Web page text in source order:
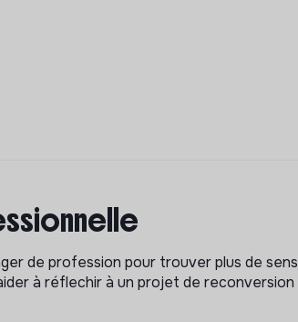
de profession pour trouver plus de sens
à réflechir à un projet de reconversion